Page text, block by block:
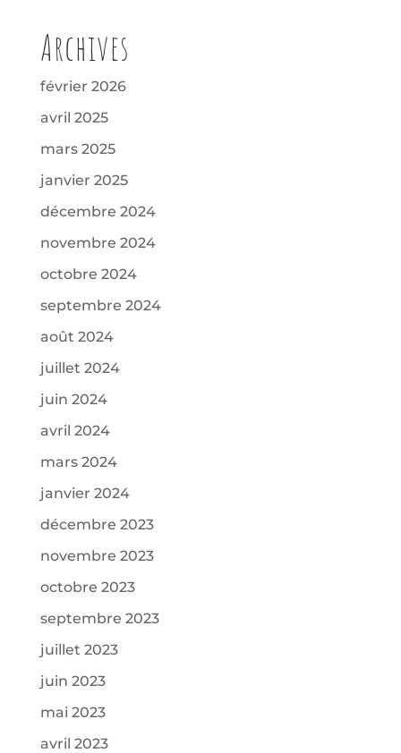
Archives
février 2026
avril 2025
mars 2025
janvier 2025
décembre 2024
novembre 2024
octobre 2024
septembre 2024
août 2024
juillet 2024
juin 2024
avril 2024
mars 2024
janvier 2024
décembre 2023
novembre 2023
octobre 2023
septembre 2023
juillet 2023
juin 2023
mai 2023
avril 2023